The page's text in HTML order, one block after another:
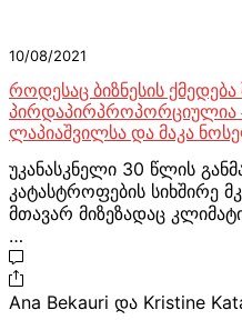
10/08/2021
როდესაც ბიზნესის ქმედება
პირდაპირპროპორციულია
ლაპიაშვილსა და მაკა
უკანასკნელი 30 წლის
კატასტროფების სიხშირე
მთავარ მიზეზადაც
…
Ana Bekauri და Kristine